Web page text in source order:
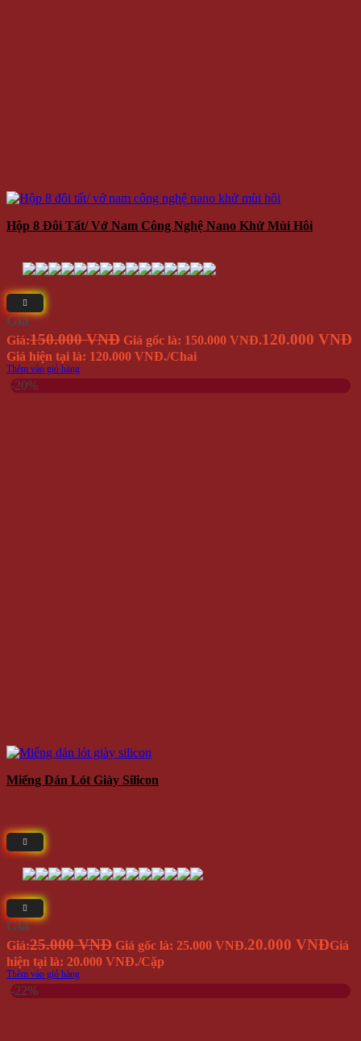
Hộp 8 Đôi Tất/ Vớ Nam Công Nghệ Nano Khử Mùi Hôi
Giá
Giá:150.000 VNĐ Giá gốc là: 150.000 VNĐ.120.000 VNĐ
Giá hiện tại là: 120.000 VNĐ./Chai
Thêm vào giỏ hàng
-20%
Miếng Dán Lót Giày Silicon
Giá
Giá:25.000 VNĐ Giá gốc là: 25.000 VNĐ.20.000 VNĐGiá
hiện tại là: 20.000 VNĐ./Cặp
Thêm vào giỏ hàng
-22%